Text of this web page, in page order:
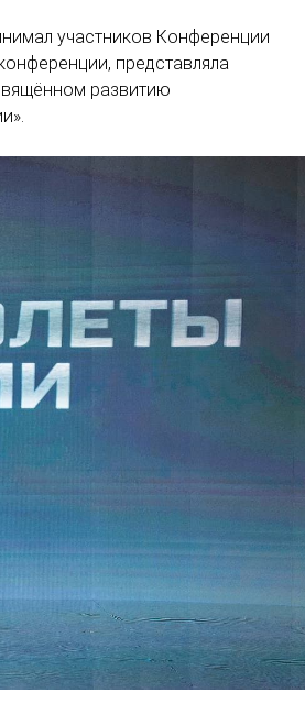
участников Конференции
представляла
развитию